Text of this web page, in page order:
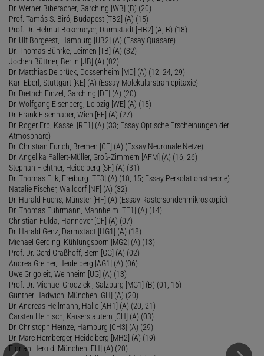
Dr. Werner Biberacher, Garching [WB] (B) (20)
Prof. Tamás S. Biró, Budapest [TB2] (A) (15)
Prof. Dr. Helmut Bokemeyer, Darmstadt [HB2] (A, B) (18)
Dr. Ulf Borgeest, Hamburg [UB2] (A) (Essay Quasare)
Dr. Thomas Bührke, Leimen [TB] (A) (32)
Jochen Büttner, Berlin [JB] (A) (02)
Dr. Matthias Delbrück, Dossenheim [MD] (A) (12, 24, 29)
Karl Eberl, Stuttgart [KE] (A) (Essay Molekularstrahlepitaxie)
Dr. Dietrich Einzel, Garching [DE] (A) (20)
Dr. Wolfgang Eisenberg, Leipzig [WE] (A) (15)
Dr. Frank Eisenhaber, Wien [FE] (A) (27)
Dr. Roger Erb, Kassel [RE1] (A) (33; Essay Optische Erscheinungen der
Atmosphäre)
Dr. Christian Eurich, Bremen [CE] (A) (Essay Neuronale Netze)
Dr. Angelika Fallert-Müller, Groß-Zimmern [AFM] (A) (16, 26)
Stephan Fichtner, Heidelberg [SF] (A) (31)
Dr. Thomas Filk, Freiburg [TF3] (A) (10, 15; Essay Perkolationstheorie)
Natalie Fischer, Walldorf [NF] (A) (32)
Dr. Harald Fuchs, Münster [HF] (A) (Essay Rastersondenmikroskopie)
Dr. Thomas Fuhrmann, Mannheim [TF1] (A) (14)
Christian Fulda, Hannover [CF] (A) (07)
Dr. Harald Genz, Darmstadt [HG1] (A) (18)
Michael Gerding, Kühlungsborn [MG2] (A) (13)
Prof. Dr. Gerd Graßhoff, Bern [GG] (A) (02)
Andrea Greiner, Heidelberg [AG1] (A) (06)
Uwe Grigoleit, Weinheim [UG] (A) (13)
Prof. Dr. Michael Grodzicki, Salzburg [MG1] (B) (01, 16)
Gunther Hadwich, München [GH] (A) (20)
Dr. Andreas Heilmann, Halle [AH1] (A) (20, 21)
Carsten Heinisch, Kaiserslautern [CH] (A) (03)
Dr. Christoph Heinze, Hamburg [CH3] (A) (29)
Dr. Marc Hemberger, Heidelberg [MH2] (A) (19)
Florian Herold, München [FH] (A) (20)